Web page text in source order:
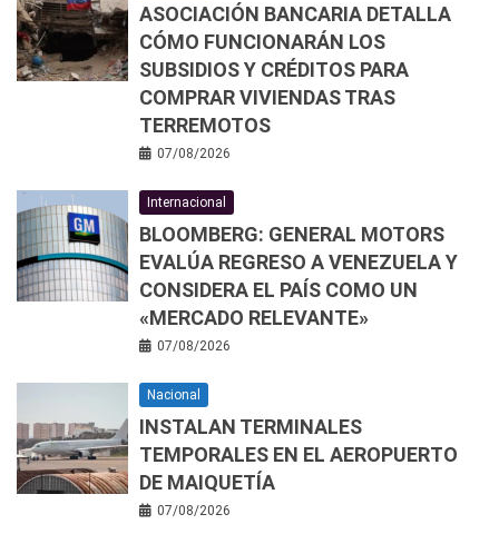
ASOCIACIÓN BANCARIA DETALLA
CÓMO FUNCIONARÁN LOS
SUBSIDIOS Y CRÉDITOS PARA
COMPRAR VIVIENDAS TRAS
TERREMOTOS
07/08/2026
Internacional
BLOOMBERG: GENERAL MOTORS
EVALÚA REGRESO A VENEZUELA Y
CONSIDERA EL PAÍS COMO UN
«MERCADO RELEVANTE»
07/08/2026
Nacional
INSTALAN TERMINALES
TEMPORALES EN EL AEROPUERTO
DE MAIQUETÍA
07/08/2026